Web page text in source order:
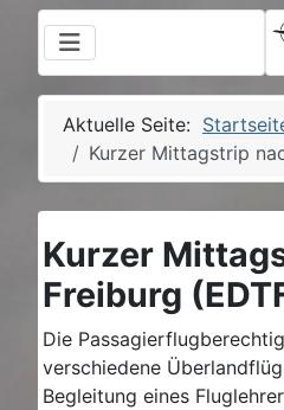
Aktuelle Seite:
Kurzer Mittagstrip
Kurzer
Freiburg
Die
verschiedene
Begleitung eines